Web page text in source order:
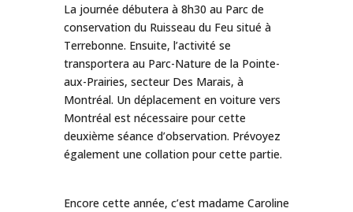
La journée débutera à 8h30 au Parc de
conservation du Ruisseau du Feu situé à
Terrebonne. Ensuite, l’activité se
transportera au Parc-Nature de la Pointe-
aux-Prairies, secteur Des Marais, à
Montréal. Un déplacement en voiture vers
Montréal est nécessaire pour cette
deuxième séance d’observation. Prévoyez
également une collation pour cette partie.
Encore cette année, c’est madame Caroline